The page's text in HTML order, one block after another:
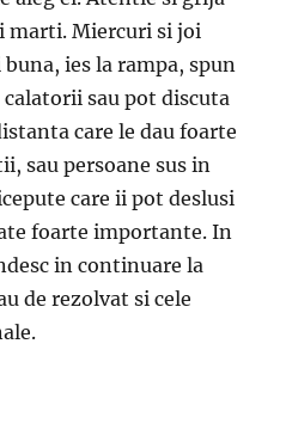
marti. Miercuri si joi
ies la rampa, spun
calatorii sau pot discuta
care le dau foarte
sau persoane sus in
care ii pot deslusi
foarte importante. In
in continuare la
de rezolvat si cele